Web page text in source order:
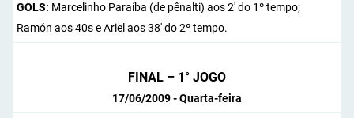
GOLS: Marcelinho Paraíba (de pênalti) aos 2' do 1º tempo;
Ramón aos 40s e Ariel aos 38' do 2º tempo.
FINAL – 1° JOGO
17/06/2009 - Quarta-feira